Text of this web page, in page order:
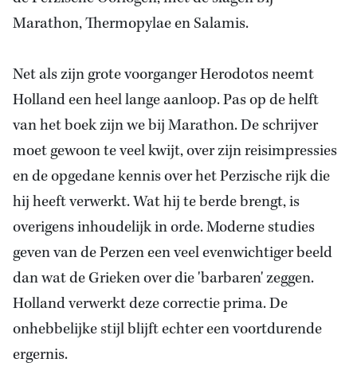
Marathon, Thermopylae en Salamis.
Net als zijn grote voorganger Herodotos neemt
Holland een heel lange aanloop. Pas opde helft
van hetboek zijn we bij Marathon. De schrijver
moet gewoon te veel kwijt, over zijn reisimpressies
en de opgedane kennis over het Perzische rijk die
hij heeft verwerkt. Wat hij te berde brengt, is
overigens inhoudelijk in orde. Moderne studies
geven van de Perzen een veel evenwichtiger beeld
dan wat de Grieken over die 'barbaren' zeggen.
Holland verwerkt deze correctie prima. De
onhebbelijke stijl blijft echter een voortdurende
ergernis.